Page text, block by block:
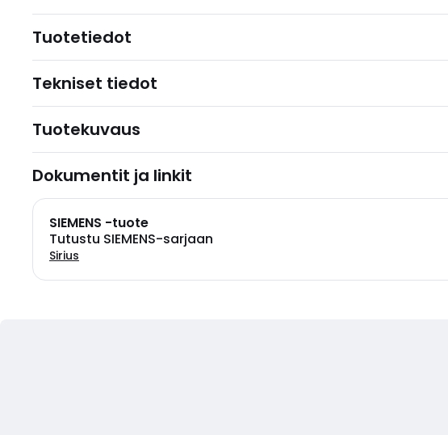
Tuotetiedot
Tekniset tiedot
Tuotekuvaus
Dokumentit ja linkit
SIEMENS -tuote
Tutustu SIEMENS-sarjaan
Sirius